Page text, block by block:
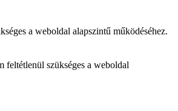
a weboldal alapszintű működéséhez.
feltétlenül szükséges a weboldal